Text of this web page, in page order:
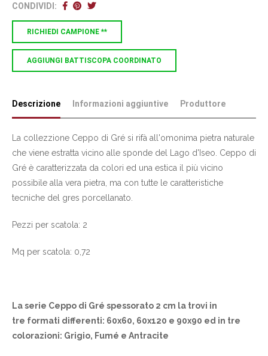
CONDIVIDI:
RICHIEDI CAMPIONE **
AGGIUNGI BATTISCOPA COORDINATO
Descrizione Informazioni aggiuntive Produttore
La collezzione Ceppo di Gré si rifà all'omonima pietra naturale
che viene estratta vicino alle sponde del Lago d'Iseo. Ceppo di
Gré è caratterizzata da colori ed una estica il più vicino
possibile alla vera pietra, ma con tutte le caratteristiche
tecniche del gres porcellanato.
Pezzi per scatola: 2
Mq per scatola: 0,72
La serie Ceppo di Gré spessorato 2 cm la trovi in
tre formati differenti: 60x60, 60x120 e 90x90 ed in tre
colorazioni: Grigio, Fumé e Antracite